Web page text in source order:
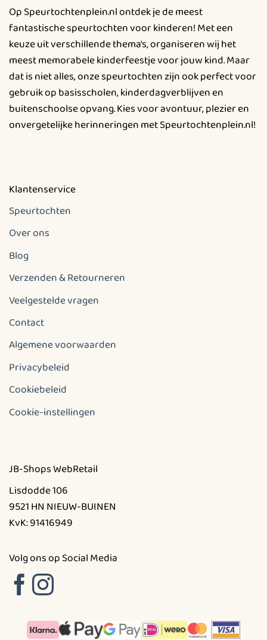
Op Speurtochtenplein.nl ontdek je de meest
fantastische speurtochten voor kinderen! Met een
keuze uit verschillende thema's, organiseren wij het
meest memorabele kinderfeestje voor jouw kind. Maar
dat is niet alles, onze speurtochten zijn ook perfect voor
gebruik op basisscholen, kinderdagverblijven en
buitenschoolse opvang. Kies voor avontuur, plezier en
onvergetelijke herinneringen met Speurtochtenplein.nl!
Klantenservice
Speurtochten
Over ons
Blog
Verzenden & Retourneren
Veelgestelde vragen
Contact
Algemene voorwaarden
Privacybeleid
Cookiebeleid
Cookie-instellingen
JB-Shops WebRetail
Lisdodde 106
9521 HN NIEUW-BUINEN
KvK: 91416949
Volg ons op Social Media